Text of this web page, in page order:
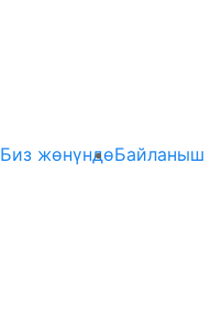
Биз жөнүндөБайланыш